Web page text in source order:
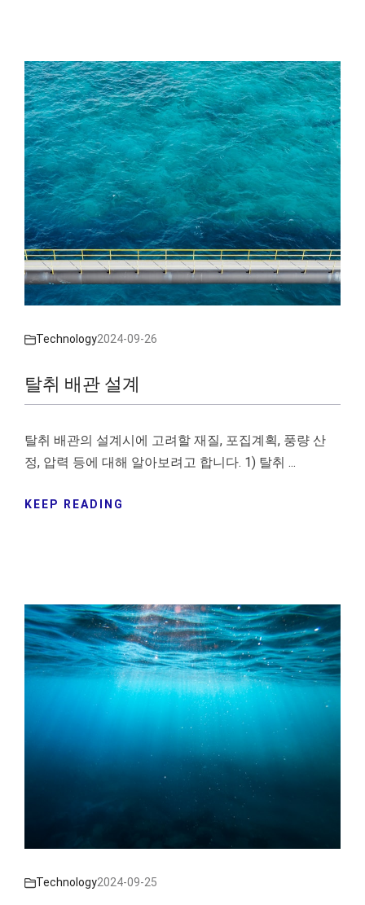
Technology2024-09-26
탈취 배관 설계
탈취 배관의 설계시에 고려할 재질, 포집계획, 풍량 산
정, 압력 등에 대해 알아보려고 합니다. 1) 탈취 ...
KEEP READING
Technology2024-09-25